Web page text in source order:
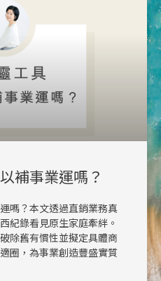
補事業運嗎？
嗎？本文透過直銷業務真
紀錄看見原生家庭牽絆。
除舊有慣性並擬定具體商
圈，為事業創造豐盛實質